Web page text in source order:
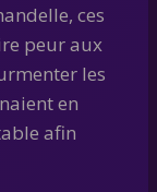
ces
peur aux
les
en
afin